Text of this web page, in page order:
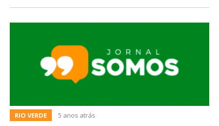
RIO VERDE 5 anos atrás